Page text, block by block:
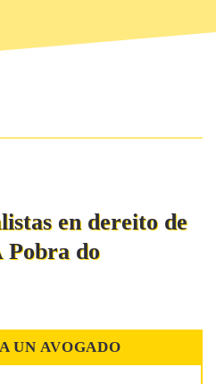
en dereito de
Pobra do
UN AVOGADO